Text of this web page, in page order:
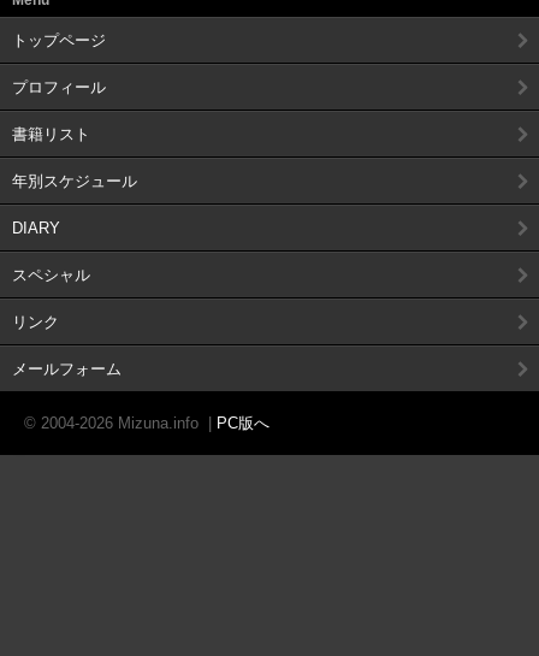
トップページ
プロフィール
書籍リスト
年別スケジュール
DIARY
スペシャル
リンク
メールフォーム
© 2004-2026 Mizuna.info PC版へ